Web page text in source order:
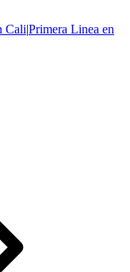
Cali|Primera Linea en